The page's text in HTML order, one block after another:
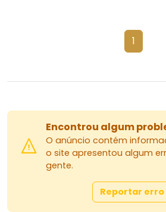
1
Encontrou algum
O anúncio contém
o site apresentou algum
gente.
Reportar erro